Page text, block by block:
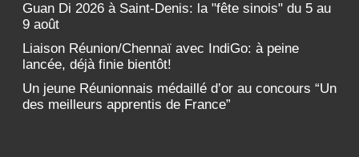
Guan Di 2026 à Saint-Denis: la "fête sinois" du 5 au
9 août
Liaison Réunion/Chennaï avec IndiGo: à peine
lancée, déjà finie bientôt!
Un jeune Réunionnais médaillé d’or au concours “Un
des meilleurs apprentis de France”